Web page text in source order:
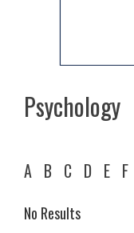
Psychology
A B C D E F
No Results